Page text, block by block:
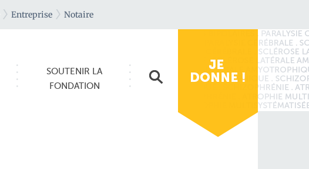
Entreprise Notaire
SOUTENIR LA
FONDATION